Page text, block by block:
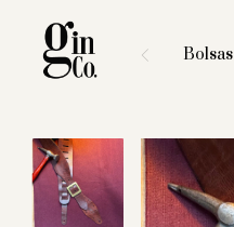
Bolsas